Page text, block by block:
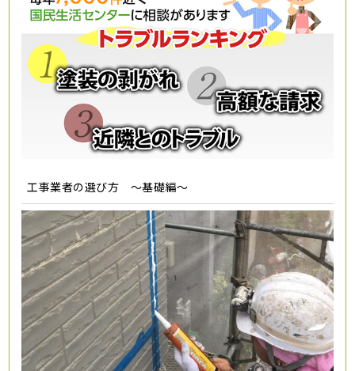
工事業者の選び方 ～基礎編～